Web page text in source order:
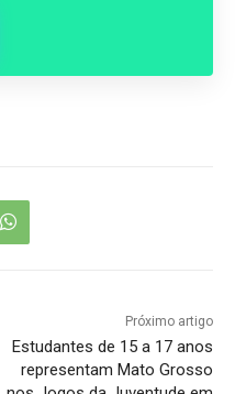
Próximo artigo
Estudantes de 15 a 17 anos
representam Mato Grosso